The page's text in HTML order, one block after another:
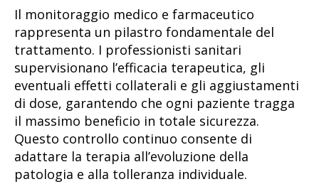
Il monitoraggio medico e farmaceutico
rappresenta un pilastro fondamentale del
trattamento. I professionisti sanitari
supervisionano l’efficacia terapeutica, gli
eventuali effetti collaterali e gli aggiustamenti
di dose, garantendo che ogni paziente tragga
il massimo beneficio in totale sicurezza.
Questo controllo continuo consente di
adattare la terapia all’evoluzione della
patologia e alla tolleranza individuale.